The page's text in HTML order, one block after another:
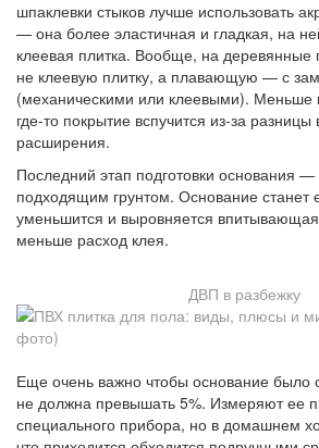
шпаклевки стыков лучше использовать
— она более эластичная и гладкая, на
клеевая плитка. Вообще, на деревянные
не клеевую плитку, а плавающую — с
(механическими или клеевыми). Меньше
где-то покрытие вспучится из-за
расширения.
Последний этап подготовки основания —
подходящим грунтом. Основание станет
уменьшится и выровняется впитывающая
меньше расход клея.
ДВП в разбежку
Еще очень важно чтобы основание было
не должна превышать 5%. Измеряют ее
специального прибора, но в домашнем